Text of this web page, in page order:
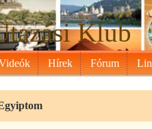
Klub
Hírek Fórum